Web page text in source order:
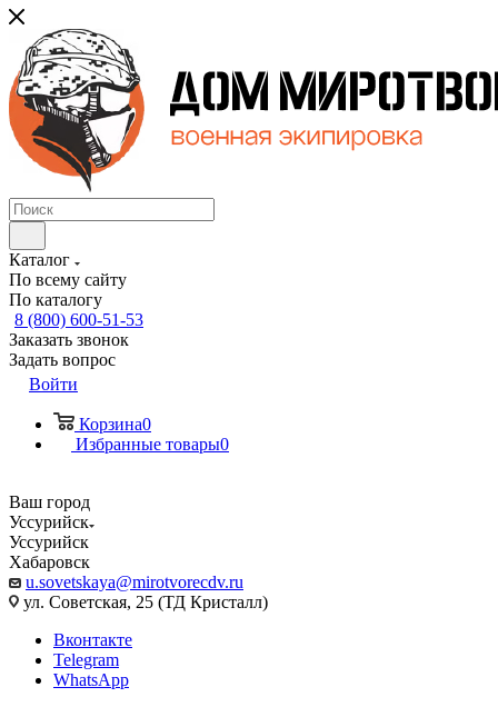
Каталог
По всему сайту
По каталогу
8 (800) 600-51-53
Заказать звонок
Задать вопрос
Войти
Корзина0
Избранные товары0
Ваш город
Уссурийск
Уссурийск
Хабаровск
u.sovetskaya@mirotvorecdv.ru
ул. Советская, 25 (ТД Кристалл)
Вконтакте
Telegram
WhatsApp